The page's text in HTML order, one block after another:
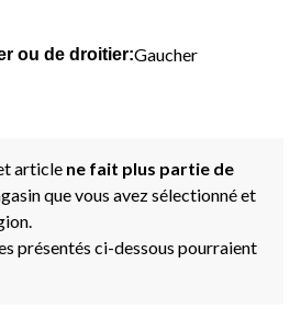
ou de droitier:Gaucher
article ne fait plus partie de
que vous avez sélectionné et
présentés ci-dessous pourraient